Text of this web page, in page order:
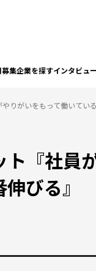
募集企業を探すインタビュー
りがいをもって働いてい
ト『社員
びる』